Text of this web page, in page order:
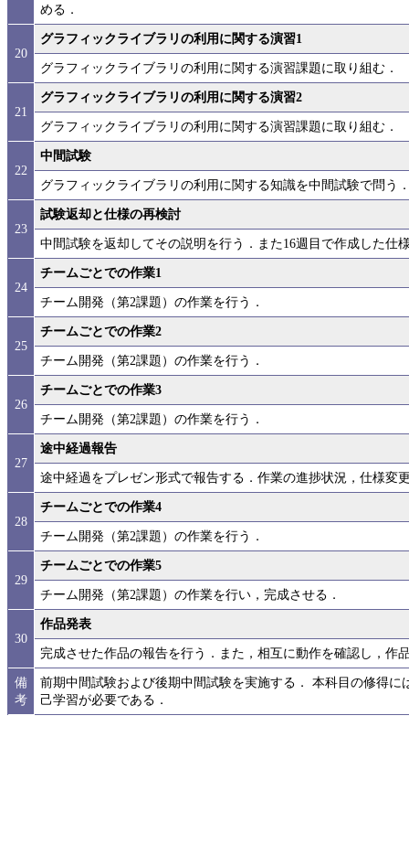
める．
20
グラフィックライブラリの利用に関する演習1
グラフィックライブラリの利用に関する演習課題に取り組む．
21
グラフィックライブラリの利用に関する演習2
グラフィックライブラリの利用に関する演習課題に取り組む．
22
中間試験
グラフィックライブラリの利用に関する知識を中間試験で問う
23
試験返却と仕様の再検討
中間試験を返却してその説明を行う．また16週目で作成した仕
24
チームごとでの作業1
チーム開発（第2課題）の作業を行う．
25
チームごとでの作業2
チーム開発（第2課題）の作業を行う．
26
チームごとでの作業3
チーム開発（第2課題）の作業を行う．
27
途中経過報告
途中経過をプレゼン形式で報告する．作業の進捗状況，仕様変
28
チームごとでの作業4
チーム開発（第2課題）の作業を行う．
29
チームごとでの作業5
チーム開発（第2課題）の作業を行い，完成させる．
30
作品発表
完成させた作品の報告を行う．また，相互に動作を確認し，作
備
考
前期中間試験および後期中間試験を実施する． 本科目の修得
己学習が必要である．